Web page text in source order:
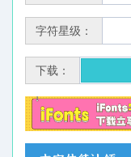
字符星级：
下载：